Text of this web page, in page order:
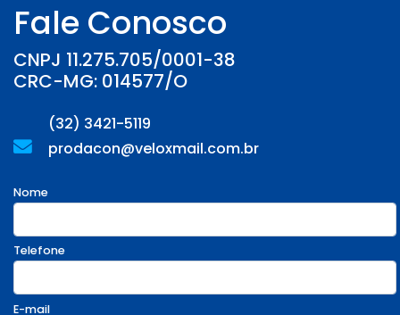
Fale Conosco
CNPJ 11.275.705/0001-38
CRC-MG: 014577/O
(32) 3421-5119
prodacon@veloxmail.com.br
Nome
Telefone
E-mail